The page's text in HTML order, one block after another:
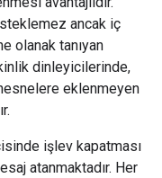
ancak iç
olanak tanıyan
dinleyicilerinde,
eklenmeyen
işlev kapatması
atanmaktadır. Her